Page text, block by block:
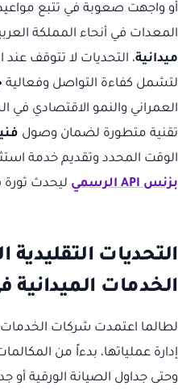
أو واجهت صعوبة في تتبع
المعدات في أنحاء المملكة
ميدانية، التحديات لا تتوقف
لتشمل كفاءة التواصل وفعالية
العمراني والنمو الاقتصادي في
تقنية متطورة لضمان وصول
الوقت المحدد وتقديم خدمة
بزنس API الرسمي
ليحدث ثورة
التحديات التقليدية
الخدمات
لطالما اعتمدت شركات الخدمات
إدارة عملياتها، بدءاً من
وحتى جداول الصيانة الورقية أو